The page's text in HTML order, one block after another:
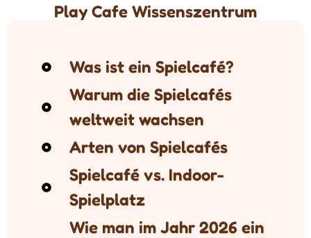
Play Cafe Wissenszentrum
Was ist ein Spielcafé?
Warum die Spielcafés
weltweit wachsen
Arten von Spielcafés
Spielcafé vs. Indoor-
Spielplatz
Wie man im Jahr 2026 ein